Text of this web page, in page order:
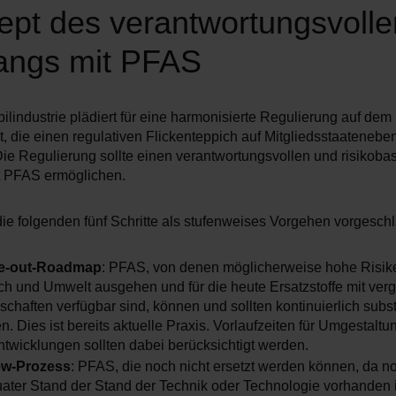
bildet hier das Kältemittel Tetrafluorpropen (R1234yf), das in
gebraucht wird.
und Langlebigkeit.
bilden eine hoch reaktive Umgebung mit zum Teil sauren
in der Nähe des Katalysators. In diesem Umfeld werden
der notwendigen technologischen Reife verfügbar sind.
als auch die Brennstoffzellen sind gekapselt und
für den Großteil der sonstigen Nutzungsorte, wodurch
Fahrzeugklimaanlagen verwendete Kältemittel
während des Regelbetriebs in geringen Mengen in die
es im Brandfall zur Entstehung und Freisetzung von
kommen. Das Risiko für Mensch und Umwelt aus
ist nicht abschließend geklärt.
des
mit PFAS
plädiert für eine harmonisierte Regulierung auf dem
die einen regulativen Flickenteppich auf
Regulierung sollte einen verantwortungsvollen und
PFAS ermöglichen.
folgenden fünf Schritte als stufenweises Vorgehen
out-Roadmap: PFAS, von denen möglicherweise hohe
und Umwelt ausgehen und für die heute Ersatzstoffe mit
verfügbar sind, können und sollten kontinuierlich
Dies ist bereits aktuelle Praxis. Vorlaufzeiten für
sollten dabei berücksichtigt werden.
Prozess: PFAS, die noch nicht ersetzt werden können, da
Stand der Stand der Technik oder Technologie vorhanden